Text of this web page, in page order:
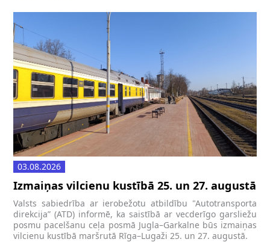
03.08.2026
Izmaiņas vilcienu kustībā 25. un 27. augustā
Valsts sabiedrība ar ierobežotu atbildību "Autotransporta
direkcija” (ATD) informē, ka saistībā ar vecderīgo garsliežu
posmu pacelšanu ceļa posmā Jugla–Garkalne būs izmaiņas
vilcienu kustībā maršrutā Rīga–Lugaži 25. un 27. augustā.